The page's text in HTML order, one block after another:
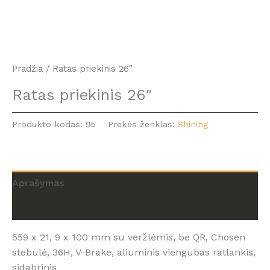
Pradžia / Ratas priekinis 26″
Ratas priekinis 26″
Produkto kodas: 95 Prekės ženklas: Shining
Aprašymas
559 x 21, 9 x 100 mm su veržlėmis, be QR, Chosen
stebulė, 36H, V-Brake, aliuminis viengubas ratlankis,
sidabrinis